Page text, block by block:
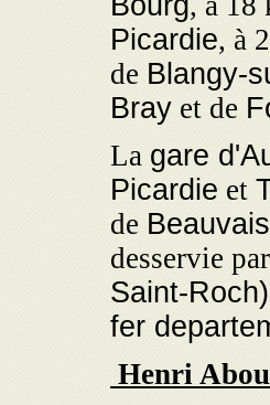
Picardie, à
de Blangy-
Bray et de
La gare
Picardie et
de Beauvais
desservie
Saint-Roch)
fer
Henri